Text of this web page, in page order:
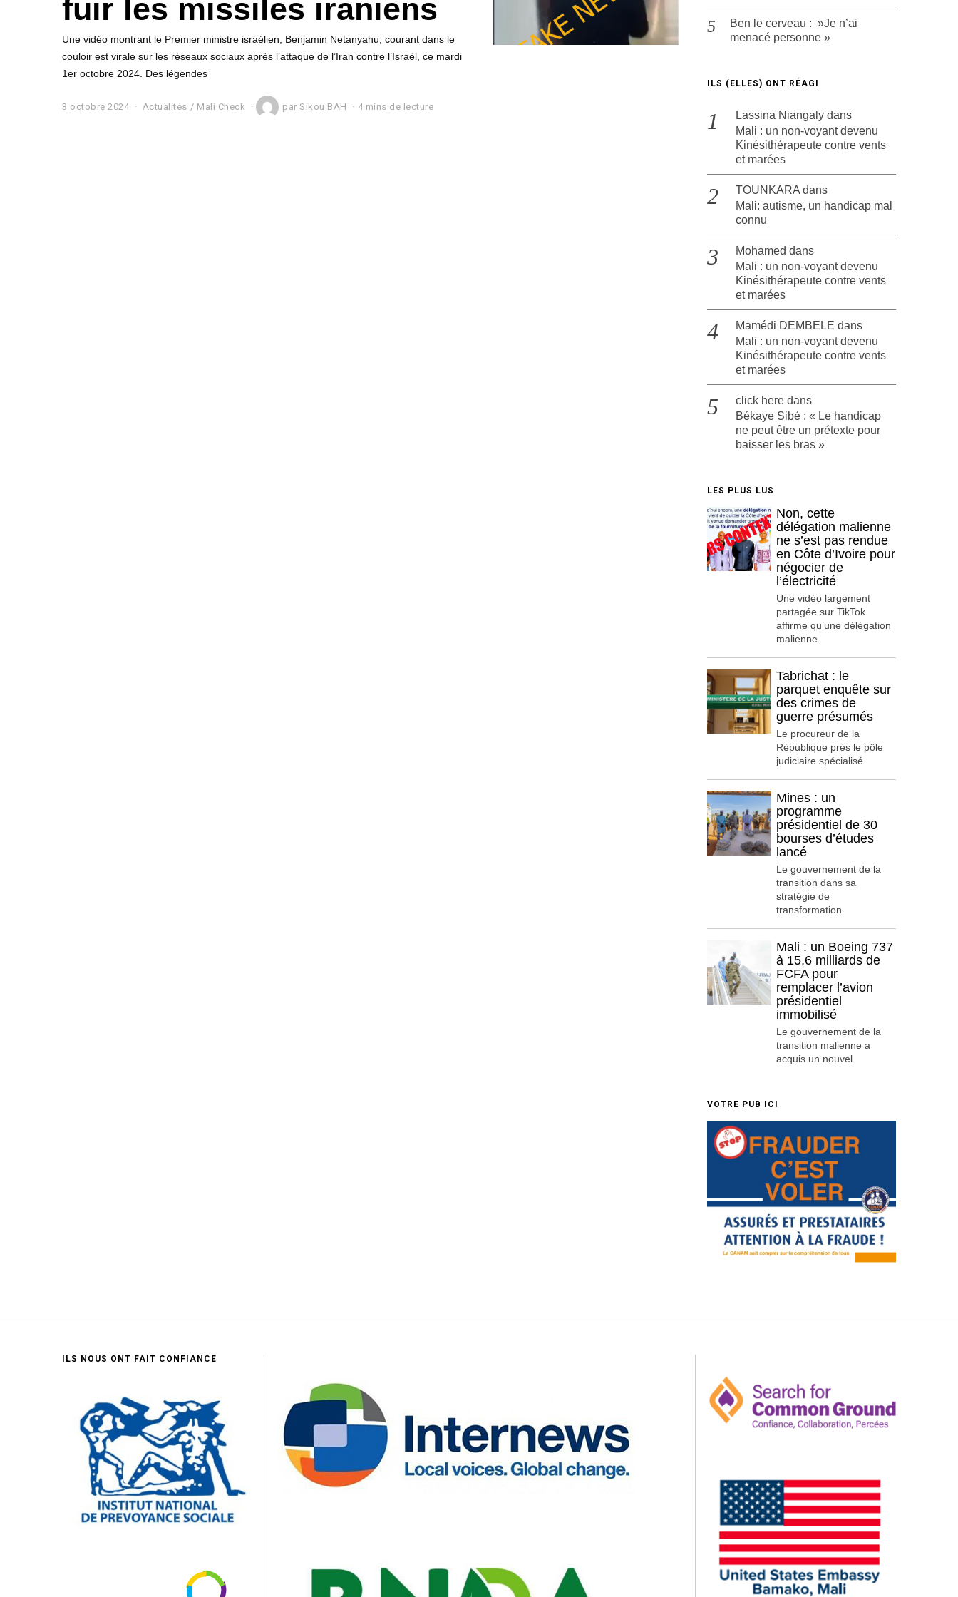
fuir les missiles iraniens
Une vidéo montrant le Premier ministre israélien, Benjamin Netanyahu, courant dans le
couloir est virale sur les réseaux sociaux après l’attaque de l’Iran contre l’Israël, ce mardi
1er octobre 2024. Des légendes
3 octobre 2024 Actualités / Mali Check par Sikou BAH 4 mins de lecture
Ben le cerveau : »Je n’ai
menacé personne »
ILS (ELLES) ONT RÉAGI
Lassina Niangaly dans
Mali : un non-voyant devenu
Kinésithérapeute contre vents
et marées
TOUNKARA dans
Mali: autisme, un handicap mal
connu
Mohamed dans
Mali : un non-voyant devenu
Kinésithérapeute contre vents
et marées
Mamédi DEMBELE dans
Mali : un non-voyant devenu
Kinésithérapeute contre vents
et marées
click here dans
Békaye Sibé : « Le handicap
ne peut être un prétexte pour
baisser les bras »
LES PLUS LUS
Non, cette
délégation malienne
ne s’est pas rendue
en Côte d’Ivoire pour
négocier de
l’électricité
Une vidéo largement
partagée sur TikTok
affirme qu’une délégation
malienne
Tabrichat : le
parquet enquête sur
des crimes de
guerre présumés
Le procureur de la
République près le pôle
judiciaire spécialisé
Mines : un
programme
présidentiel de 30
bourses d’études
lancé
Le gouvernement de la
transition dans sa
stratégie de
transformation
Mali : un Boeing 737
à 15,6 milliards de
FCFA pour
remplacer l’avion
présidentiel
immobilisé
Le gouvernement de la
transition malienne a
acquis un nouvel
VOTRE PUB ICI
ILS NOUS ONT FAIT CONFIANCE